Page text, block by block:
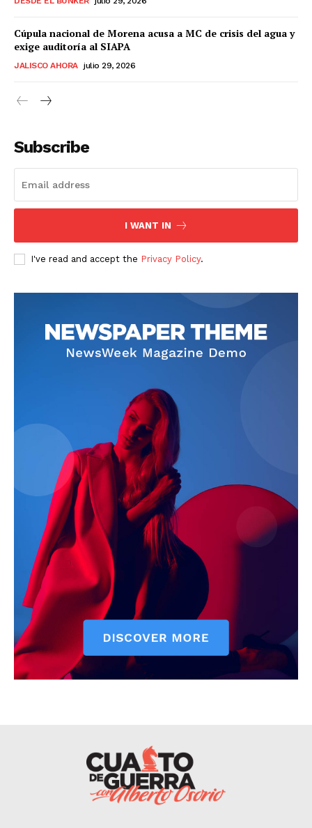
Cúpula nacional de Morena acusa a MC de crisis del agua y
exige auditoría al SIAPA
JALISCO AHORA julio 29, 2026
Subscribe
I WANT IN
I've read and accept the Privacy Policy.